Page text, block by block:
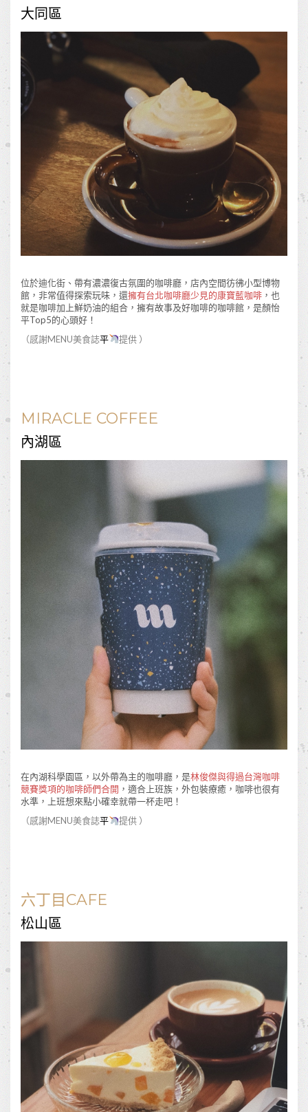
大同區
位於迪化街、帶有濃濃復古氛圍的咖啡廳，店內空間彷彿小型博物
館，非常值得探索玩味，還擁有台北咖啡廳少見的康寶藍咖啡 ，也
就是咖啡加上鮮奶油的組合，擁有故事及好咖啡的咖啡館，是顏怡
平Top5的心頭好！
（感謝MENU美食誌平 提供 ）
MIRACLE COFFEE
內湖區
在內湖科學園區，以外帶為主的咖啡廳，是林俊傑與得過台灣咖啡
競賽獎項的咖啡師們合開 ，適合上班族，外包裝療癒，咖啡也很有
水準，上班想來點小確幸就帶一杯走吧！
（感謝MENU美食誌平 提供 ）
六丁目CAFE
松山區